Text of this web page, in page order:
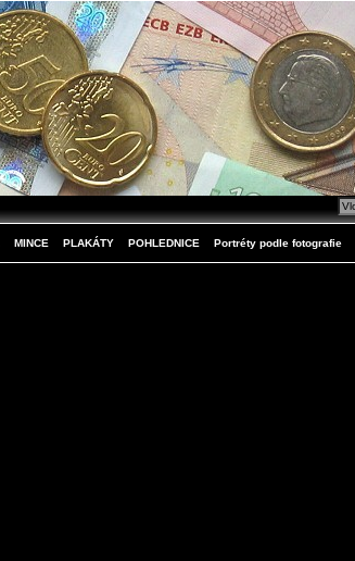
MINCE PLAKÁTY POHLEDNICE Portréty podle fotografie